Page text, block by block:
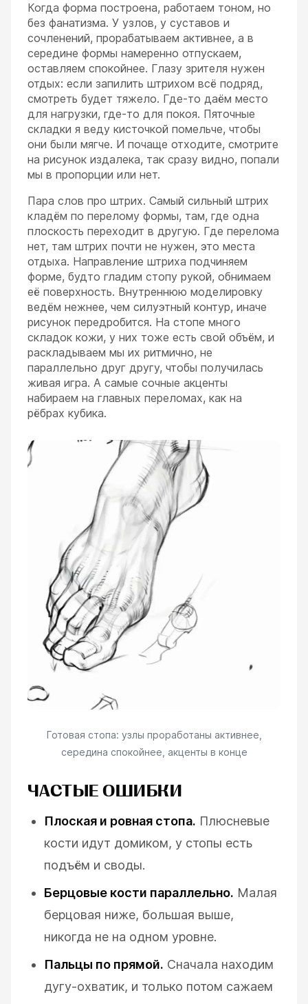
Когда форма построена, работаем тоном, но
без фанатизма. У узлов, у суставов и
сочленений, прорабатываем активнее, а в
середине формы намеренно отпускаем,
оставляем спокойнее. Глазу зрителя нужен
отдых: если запилить штрихом всё подряд,
смотреть будет тяжело. Где-то даём место
для нагрузки, где-то для покоя. Пяточные
складки я веду кисточкой помельче, чтобы
они были мягче. И почаще отходите, смотрите
на рисунок издалека, так сразу видно, попали
мы в пропорции или нет.
Пара слов про штрих. Самый сильный штрих
кладём по перелому формы, там, где одна
плоскость переходит в другую. Где перелома
нет, там штрих почти не нужен, это места
отдыха. Направление штриха подчиняем
форме, будто гладим стопу рукой, обнимаем
её поверхность. Внутреннюю моделировку
ведём нежнее, чем силуэтный контур, иначе
рисунок передробится. На стопе много
складок кожи, у них тоже есть свой объём, и
раскладываем мы их ритмично, не
параллельно друг другу, чтобы получилась
живая игра. А самые сочные акценты
набираем на главных переломах, как на
рёбрах кубика.
Готовая стопа: узлы проработаны активнее,
середина спокойнее, акценты в конце
ЧАСТЫЕ ОШИБКИ
Плоская и ровная стопа. Плюсневые
кости идут домиком, у стопы есть
подъём и своды.
Берцовые кости параллельно. Малая
берцовая ниже, большая выше,
никогда не на одном уровне.
Пальцы по прямой. Сначала находим
дугу-охватик, и только потом сажаем